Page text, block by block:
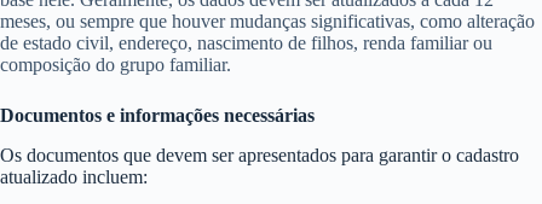
meses, ou sempre que houver mudanças significativas, como alteração
de estado civil, endereço, nascimento de filhos, renda familiar ou
composição do grupo familiar.
Documentos e informações necessárias
Os documentos que devem ser apresentados para garantir o cadastro
atualizado incluem: